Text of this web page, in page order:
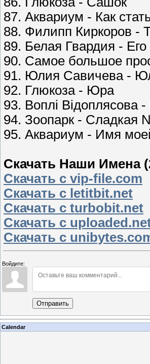
87. Аквариум - Как
88. Филипп Киркоров -
89. Белая Гвардия -
90. Самое большое
91. Юлия Савичева -
92. Глюкоза - Юра
93. Воплі Відоплясова
94. Зоопарк - Сладкая N
95. Аквариум - Имя
Скачать Наши Имена
Скачать с vip-file.com
Скачать с letitbit.net
Скачать с turbobit.net
Скачать с
Скачать с
Войдите:
Отправить
Calendar